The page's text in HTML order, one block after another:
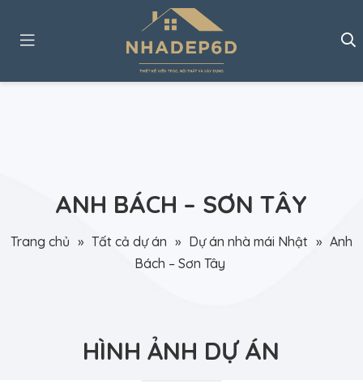
ANH BÁCH – SƠN TÂY
Trang chủ » Tất cả dự án » Dự án nhà mái Nhật » Anh
Bách – Sơn Tây
HÌNH ẢNH DỰ ÁN